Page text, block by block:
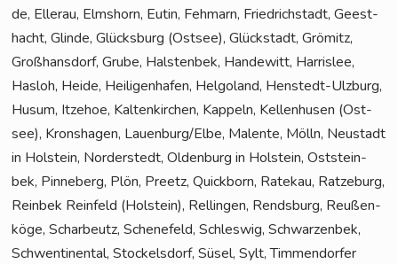
de, Eller­au, Elms­horn, Eutin, Feh­marn, Fried­rich­stadt, Geest­
hacht, Glin­de, Glücks­burg (Ost­see), Glück­stadt, Grömitz,
Groß­hans­dorf, Gru­be, Hals­ten­bek, Han­de­witt, Harris­lee,
Has­loh, Hei­de, Hei­li­gen­ha­fen, Hel­go­land, Hen­stedt-Ulz­burg,
Husum, Itze­hoe, Kal­ten­kir­chen, Kap­peln, Kel­len­husen (Ost­
see), Kronsha­gen, Lauenburg/Elbe, Malen­te, Mölln, Neu­stadt
in Hol­stein, Nor­der­stedt, Olden­burg in Hol­stein, Ost­stein­
bek, Pin­ne­berg, Plön, Preetz, Quick­born, Rate­kau, Rat­ze­burg,
Rein­bek Rein­feld (Hol­stein), Rel­lin­gen, Rends­burg, Reu­ßen­
kö­ge, Schar­beutz, Sche­ne­feld, Schles­wig, Schwar­zen­bek,
Schwen­ti­nen­tal, Sto­ckels­dorf, Süsel, Sylt, Tim­men­dor­fer